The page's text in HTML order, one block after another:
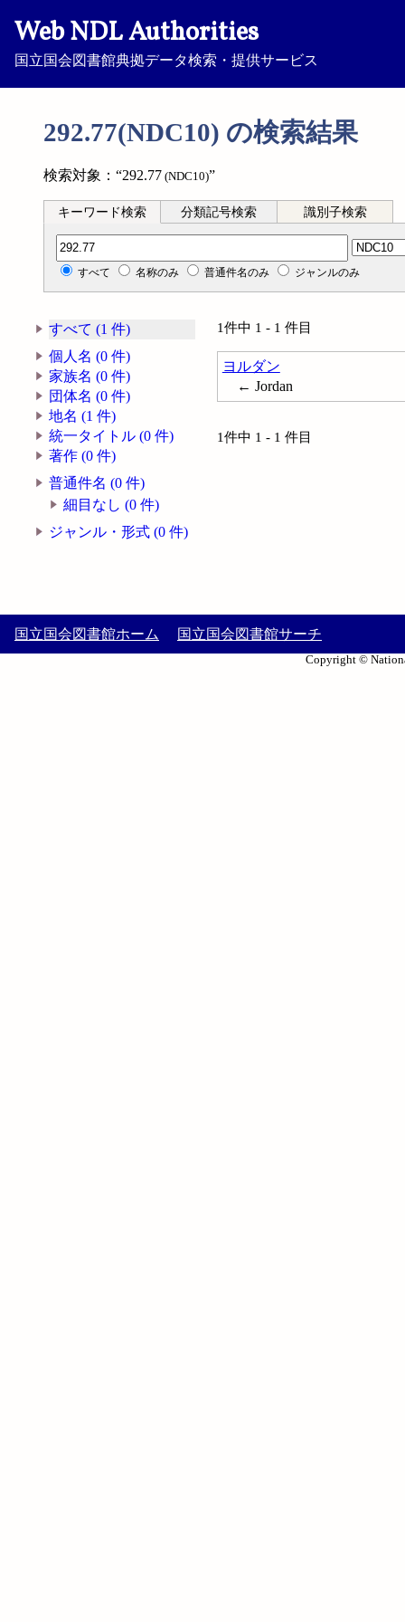
Web NDL Authorities
国立国会図書館典拠データ検索・提供サービス
292.77(NDC10) の検索結果
検索対象：“292.77 (NDC10)”
キーワード検索 分類記号検索 識別子検索
分類記号検索
すべて 名称のみ 普通件名のみ ジャンルのみ
すべて (1 件)
個人名 (0 件)
家族名 (0 件)
団体名 (0 件)
地名 (1 件)
統一タイトル (0 件)
著作 (0 件)
普通件名 (0 件)
細目なし (0 件)
ジャンル・形式 (0 件)
1件中 1 - 1 件目
ヨルダン
← Jordan
1件中 1 - 1 件目
国立国会図書館ホーム 国立国会図書館サーチ
Copyright ©